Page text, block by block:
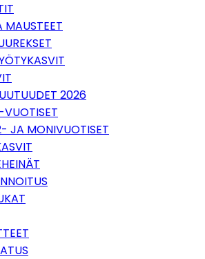
MAUSTEET
2026
VUOTISET
JA MONIVUOTISET